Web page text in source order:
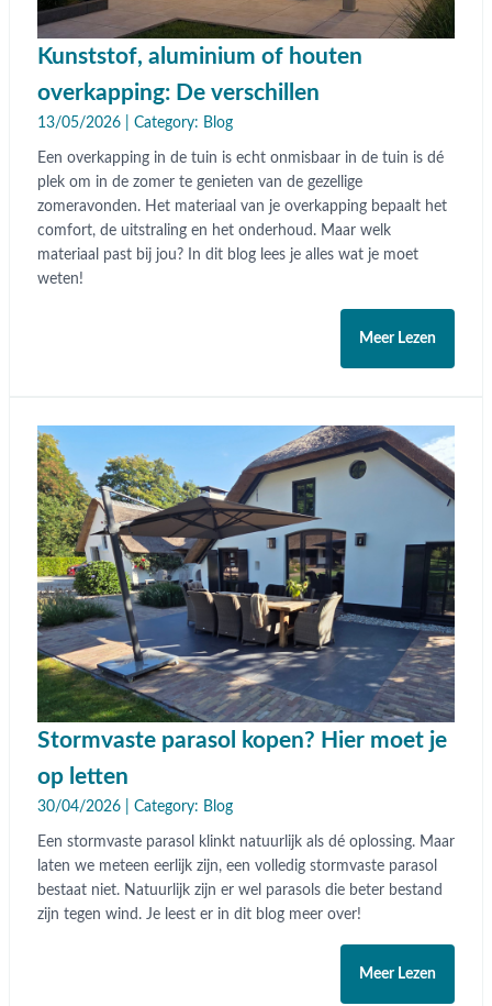
Kunststof, aluminium of houten
overkapping: De verschillen
13/05/2026 | Category: Blog
Een overkapping in de tuin is echt onmisbaar in de tuin is dé
plek om in de zomer te genieten van de gezellige
zomeravonden. Het materiaal van je overkapping bepaalt het
comfort, de uitstraling en het onderhoud. Maar welk
materiaal past bij jou? In dit blog lees je alles wat je moet
weten!
Meer Lezen
Stormvaste parasol kopen? Hier moet je
op letten
30/04/2026 | Category: Blog
Een stormvaste parasol klinkt natuurlijk als dé oplossing. Maar
laten we meteen eerlijk zijn, een volledig stormvaste parasol
bestaat niet. Natuurlijk zijn er wel parasols die beter bestand
zijn tegen wind. Je leest er in dit blog meer over!
Meer Lezen